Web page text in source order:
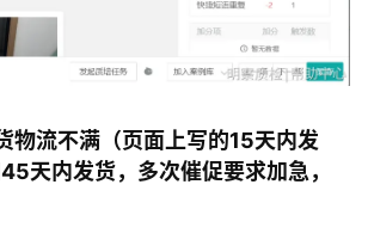
物流不满（页面上写的15天内发
天内发货，多次催促要求加急，